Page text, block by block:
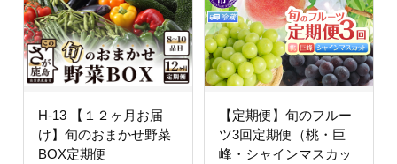
H-13 【１２ヶ月お届
け】旬のおまかせ野菜
BOX定期便
【定期便】旬のフルー
ツ3回定期便（桃・巨
峰・シャインマスカッ